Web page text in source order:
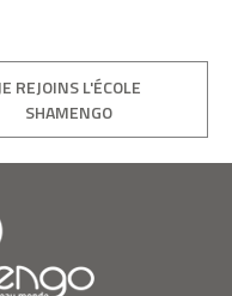
REJOINS L'ÉCOLE
SHAMENGO